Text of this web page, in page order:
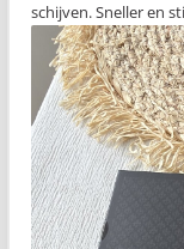
schijven. Sneller en